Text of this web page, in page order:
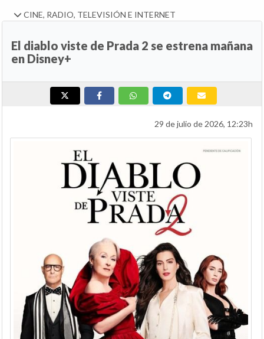
CINE, RADIO, TELEVISIÓN E INTERNET
El diablo viste de Prada 2 se estrena mañana
en Disney+
29 de julio de 2026, 12:23h